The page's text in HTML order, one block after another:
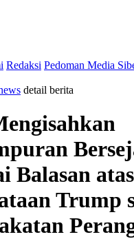
Redaksi Pedoman Media
detail berita
Balasan atas
Trump